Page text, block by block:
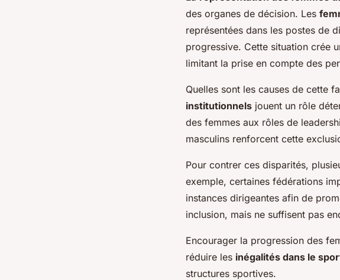
des organes de décision. Les
représentées dans les postes de
progressive. Cette situation crée
limitant la prise en compte des
Quelles sont les causes de cette
institutionnels jouent un rôle
des femmes aux rôles de
masculins renforcent cette
Pour contrer ces disparités,
exemple, certaines fédérations
instances dirigeantes afin de
inclusion, mais ne suffisent pas
Encourager la progression des
réduire les inégalités dans le
structures sportives.